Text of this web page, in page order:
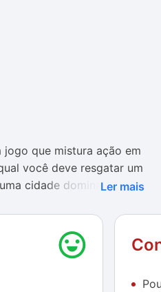
jogo que mistura ação em
você deve resgatar um
cidade dominada pelo
para evitar que o
um fim em sua
de suspense que
Ler mais